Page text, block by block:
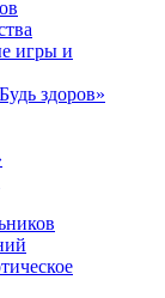
игры и
здоров»